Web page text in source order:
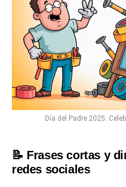
Día del Padre 2025:
📝 Frases cortas y
redes sociales